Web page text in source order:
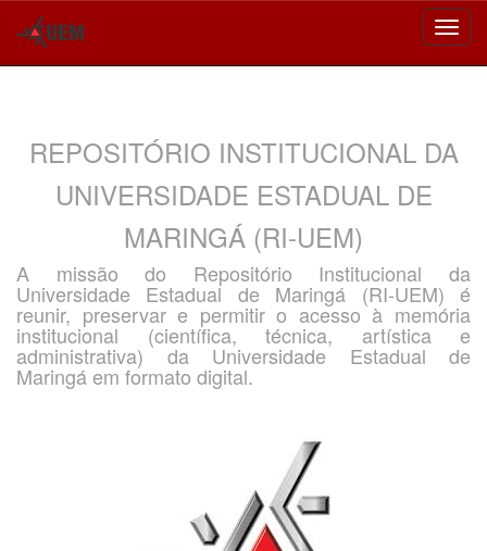
REPOSITÓRIO INSTITUCIONAL DA
UNIVERSIDADE ESTADUAL DE
MARINGÁ (RI-UEM)
A missão do Repositório Institucional da
Universidade Estadual de Maringá (RI-UEM) é
reunir, preservar e permitir o acesso à memória
institucional (científica, técnica, artística e
administrativa) da Universidade Estadual de
Maringá em formato digital.